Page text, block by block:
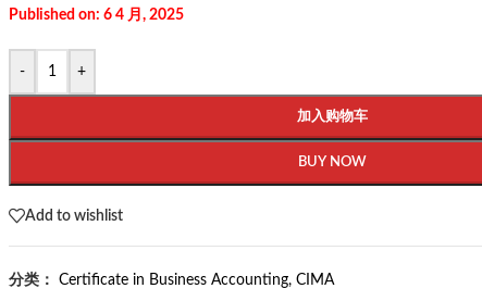
Published on: 6 4 月, 2025
- +
加入购物车
BUY NOW
Add to wishlist
分类： Certificate in Business Accounting, CIMA